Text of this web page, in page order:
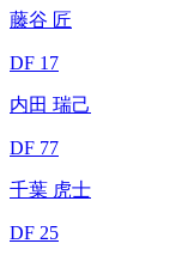
藤谷 匠
DF 17
内田 瑞己
DF 77
千葉 虎士
DF 25